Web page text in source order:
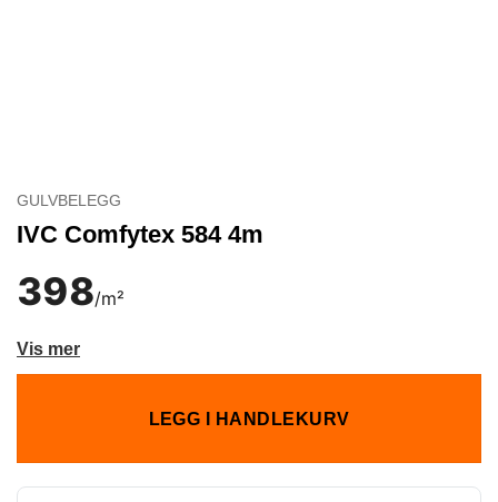
GULVBELEGG
IVC Comfytex 584 4m
398/m²
Vis mer
LEGG I HANDLEKURV